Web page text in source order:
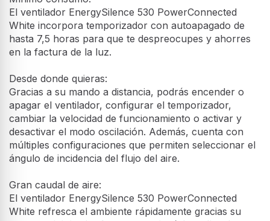
El ventilador EnergySilence 530 PowerConnected
White incorpora temporizador con autoapagado de
hasta 7,5 horas para que te despreocupes y ahorres
en la factura de la luz.
Desde donde quieras:
Gracias a su mando a distancia, podrás encender o
apagar el ventilador, configurar el temporizador,
cambiar la velocidad de funcionamiento o activar y
desactivar el modo oscilación. Además, cuenta con
múltiples configuraciones que permiten seleccionar el
ángulo de incidencia del flujo del aire.
Gran caudal de aire:
El ventilador EnergySilence 530 PowerConnected
White refresca el ambiente rápidamente gracias su